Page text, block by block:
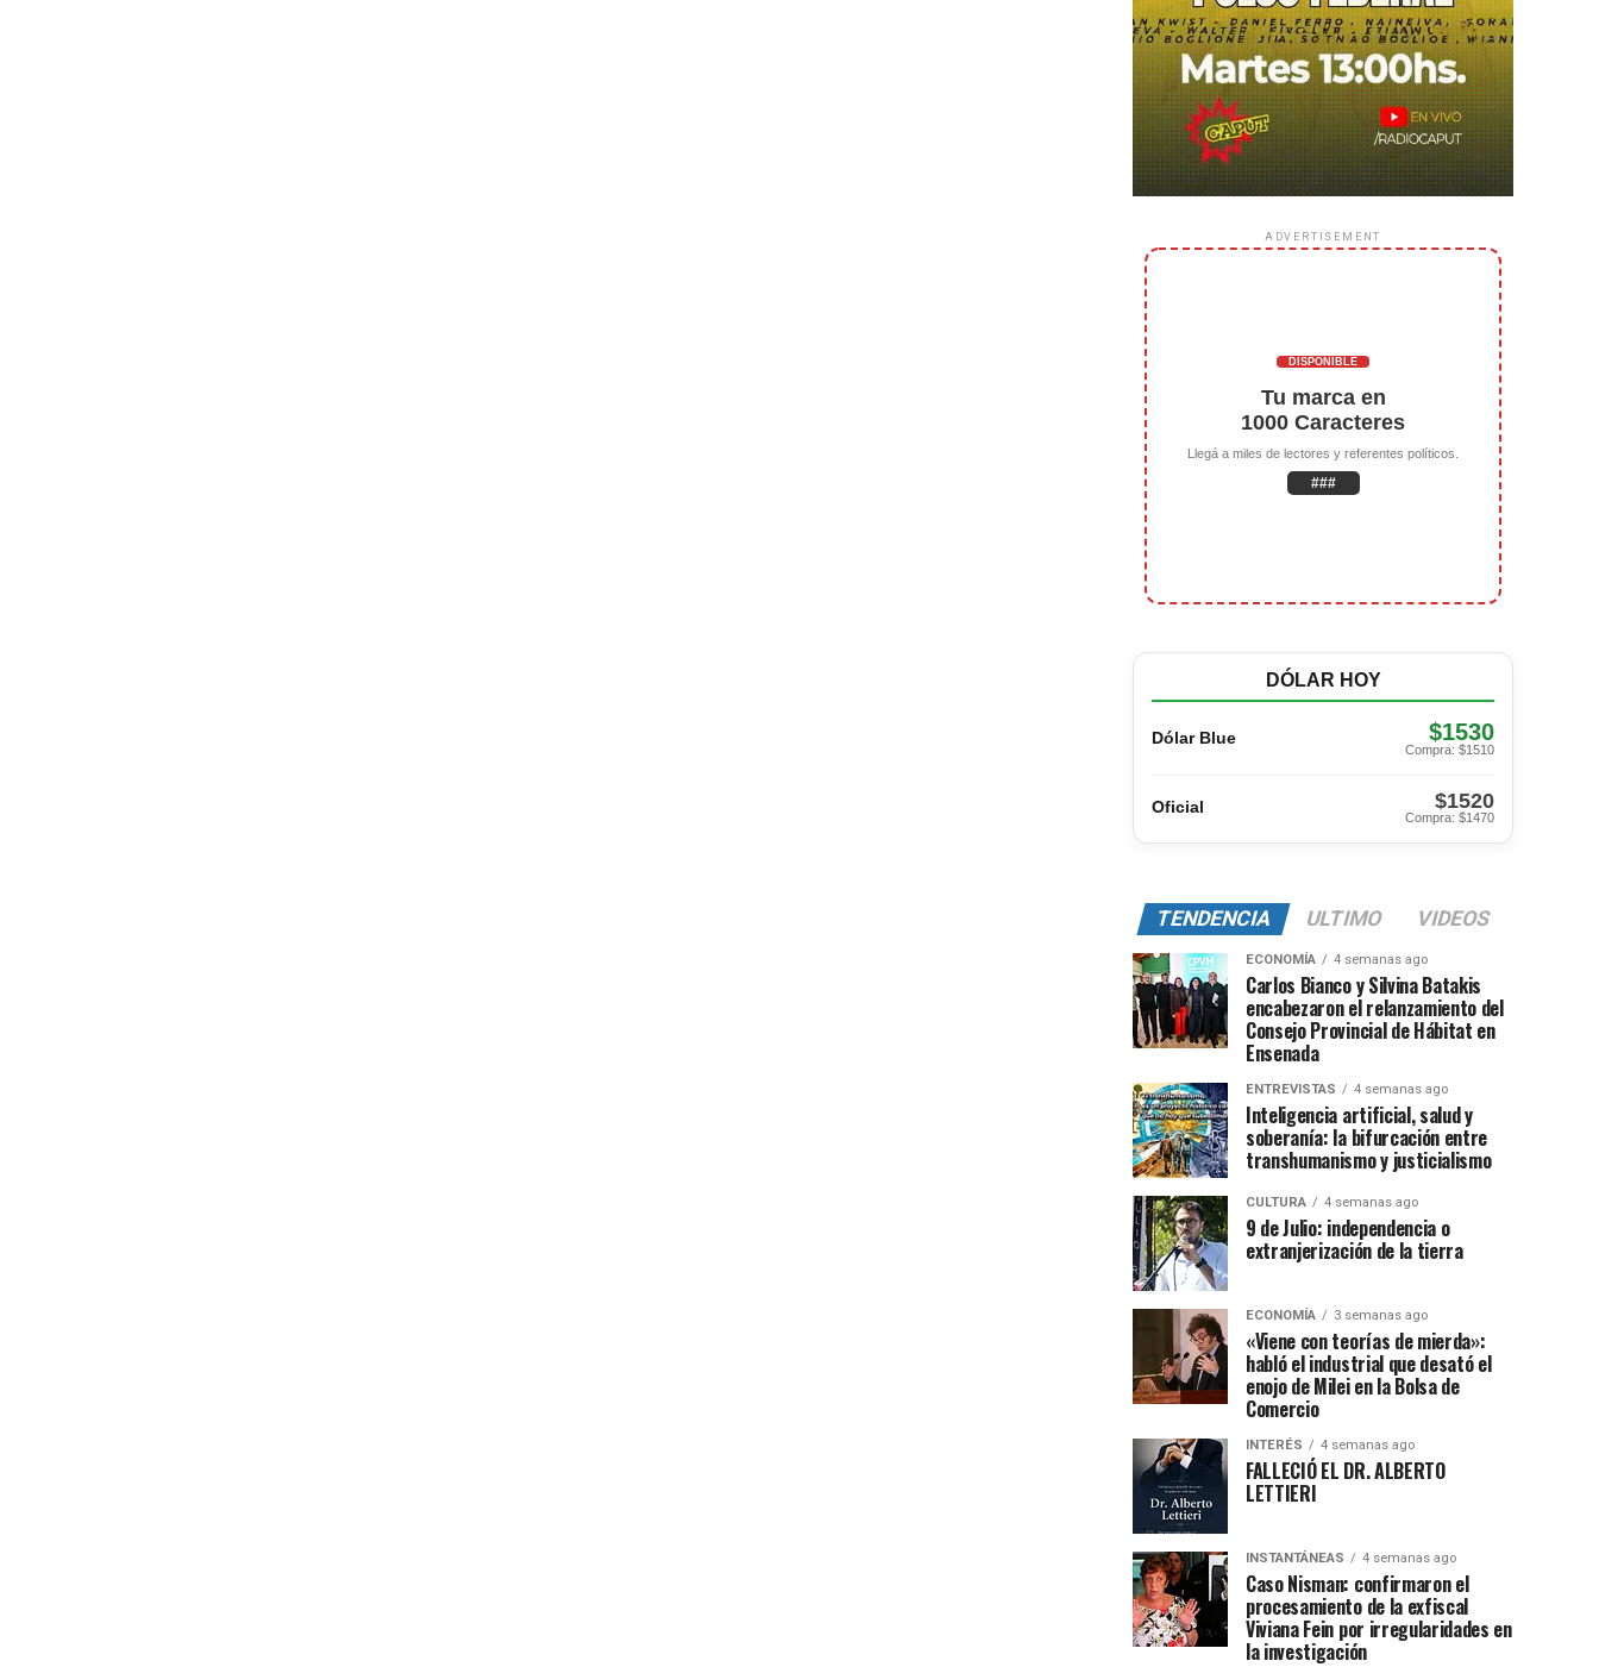
ADVERTISEMENT
DISPONIBLE
Tu marca en
1000 Caracteres
Llegá a miles de lectores y referentes políticos.
###
DÓLAR HOY
Dólar Blue $1530
Compra: $1510
Oficial $1520
Compra: $1470
TENDENCIA ULTIMO VIDEOS
ECONOMÍA 4 semanas ago
Carlos Bianco y Silvina Batakis
encabezaron el relanzamiento del
Consejo Provincial de Hábitat en
Ensenada
ENTREVISTAS 4 semanas ago
Inteligencia artificial, salud y
soberanía: la bifurcación entre
transhumanismo y justicialismo
CULTURA 4 semanas ago
9 de Julio: independencia o
extranjerización de la tierra
ECONOMÍA 3 semanas ago
«Viene con teorías de mierda»:
habló el industrial que desató el
enojo de Milei en la Bolsa de
Comercio
INTERÉS 4 semanas ago
FALLECIÓ EL DR. ALBERTO
LETTIERI
INSTANTÁNEAS 4 semanas ago
Caso Nisman: confirmaron el
procesamiento de la exfiscal
Viviana Fein por irregularidades en
la investigación